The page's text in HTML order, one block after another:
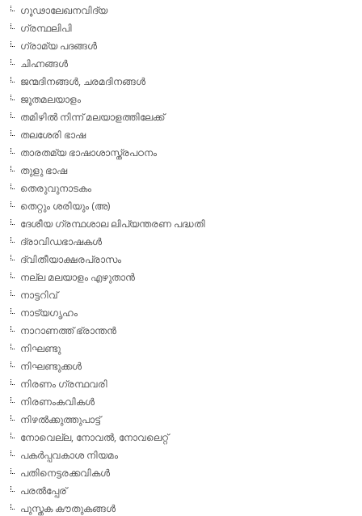
ഗൂഢാലേഖനവിദ്യ
ഗ്രന്ഥലിപി
ഗ്രാമ്യ പദങ്ങള്‍
ചിഹ്നങ്ങള്‍
ജന്മദിനങ്ങള്‍, ചരമദിനങ്ങള്‍
ജൂതമലയാളം
തമിഴില്‍ നിന്ന് മലയാളത്തിലേക്ക്
തലശേരി ഭാഷ
താരതമ്യ ഭാഷാശാസ്ത്രപഠനം
തുളു ഭാഷ
തെരുവുനാടകം
തെറ്റും ശരിയും (അ)
ദേശീയ ഗ്രന്ഥശാല ലിപ്യന്തരണ പദ്ധതി
ദ്രാവിഡഭാഷകള്‍
ദ്വിതീയാക്ഷരപ്രാസം
നല്ല മലയാളം എഴുതാന്‍
നാട്ടറിവ്
നാട്യഗൃഹം
നാറാണത്ത് ഭ്രാന്തന്‍
നിഘണ്ടു
നിഘണ്ടുക്കള്‍
നിരണം ഗ്രന്ഥവരി
നിരണംകവികള്‍
നിഴല്‍ക്കുത്തുപാട്ട്
നോവെല്ല, നോവല്‍, നോവലെറ്റ്
പകര്‍പ്പവകാശ നിയമം
പതിനെട്ടരക്കവികള്‍
പരല്‍പ്പേര്
പുസ്തക കൗതുകങ്ങള്‍